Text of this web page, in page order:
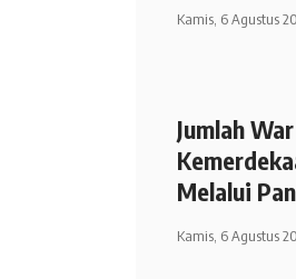
Kamis, 6 Agustus
Jumlah
Melalui
Kamis, 6 Agustus